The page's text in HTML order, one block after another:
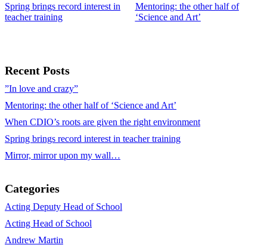
Spring brings record interest in
teacher training
Mentoring: the other half of
‘Science and Art’
Recent Posts
”In love and crazy”
Mentoring: the other half of ‘Science and Art’
When CDIO’s roots are given the right environment
Spring brings record interest in teacher training
Mirror, mirror upon my wall…
Categories
Acting Deputy Head of School
Acting Head of School
Andrew Martin